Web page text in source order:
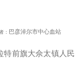
： 巴彦淖尔市中心血站
前旗大佘太镇人民